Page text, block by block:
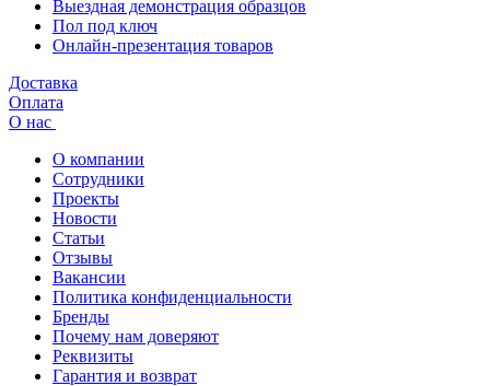
Выездная демонстрация образцов
Пол под ключ
Онлайн-презентация товаров
Доставка
Оплата
О нас
О компании
Сотрудники
Проекты
Новости
Статьи
Отзывы
Вакансии
Политика конфиденциальности
Бренды
Почему нам доверяют
Реквизиты
Гарантия и возврат